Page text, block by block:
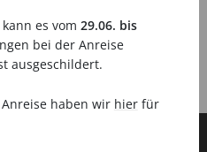
es vom 29.06. bis
bei der Anreise
ausgeschildert.
haben wir hierfür